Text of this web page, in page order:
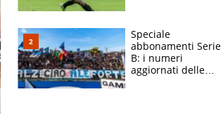
Speciale
abbonamenti Serie
B: i numeri
aggiornati delle